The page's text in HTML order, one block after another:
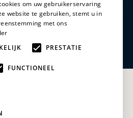
om uw gebruikerservaring
website te gebruiken, stemt u in
met ons
PRESTATIE
FUNCTIONEEL